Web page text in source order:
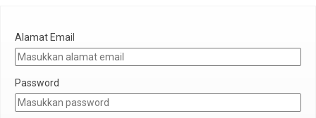
Alamat Email
Password